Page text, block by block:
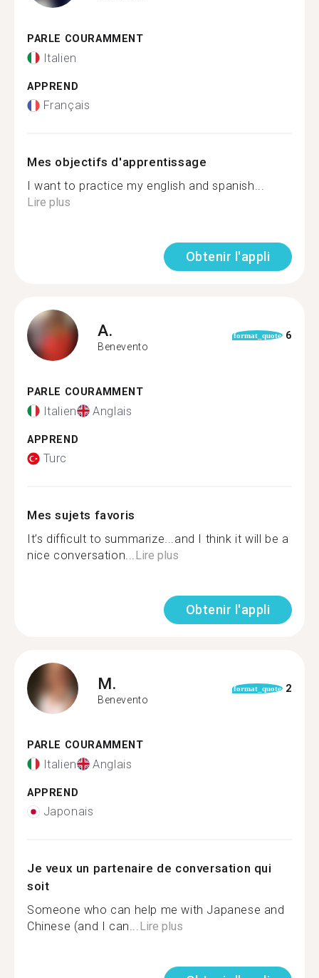
PARLE COURAMMENT
Italien
APPREND
Français
Mes objectifs d'apprentissage
I want to practice my english and spanish...
Lire plus
Obtenir l'appli
A.
Benevento
format_quote 6
PARLE COURAMMENT
Italien Anglais
APPREND
Turc
Mes sujets favoris
It’s difficult to summarize...and I think it will be a
nice conversation...Lire plus
Obtenir l'appli
M.
Benevento
format_quote 2
PARLE COURAMMENT
Italien Anglais
APPREND
Japonais
Je veux un partenaire de conversation qui
soit
Someone who can help me with Japanese and
Chinese (and I can...Lire plus